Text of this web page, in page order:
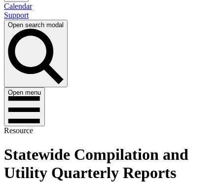
Calendar​​​​‌ ‍ ​‍​‍‌‍ ‌ ​‍‌‍‍‌‌‍‌ ‌‍‍‌‌‍ ‍​‍​‍​ ‍‍​‍​‍‌ ​ ‌‍​‌‌‍ ‍‌‍‍‌‌ ‌​‌ ‍‌​‍ ‍‌‍‍‌‌‍ ​‍​‍​‍ ​​‍​‍‌‍‍​‌ ​‍‌‍‌‌‌‍‌‍​‍​‍​ ‍‍​‍​‍‌‍‍​‌ ‌​‌ ‌​‌ ​​​ ‍‍​‍ ​‍ ‌‍ ​‌‍ ‌‍​ ‌‍​‌‌‍ ​‌‍‍​‌‍ ‌ ​ ‌ ‌​​ ‍‍​ ​ ​ ​ ​ ​ ​ ​ ​‍ ‌‍‍‌‌‍ ‍‌ ‌​‌‍‌‌‌‍ ‍‌ ‌​​‍ ‌‍‌‌‌‍‌​‌‍‍‌‌ ‌​​‍ ‌‍ ‌‌‍ ‌‍‌​‌‍‌‌​ ‌‌ ​​‌ ​‍‌‍‌‌‌ ​ ‌‍‌‌‌‍ ‍‌ ‌​‌‍​‌‌ ‌​‌‍‍‌‌‍ ‌‍ ‍​ ‍ ‌‍‍‌‌‍‌​​ ‌‌ ​ ‌‍‍‌‌ ‌​‌‍‌‌‌​‍​‌‍‌‌‌‍​‌‌‍‌​‌‍‌‌‌ ​‍​ ‍ ‌ ‌​‌ ‍‌‌ ​​‌‍‌‌​ ‌‌‍‍​‌‍‌‌‌‍​‌‌‍‌​‌‍‌‌‌ ​‍​ ‍ ‌ ​​‌‍​‌‌ ‌​‌‍‍​​ ‌‌ ​‍‌‍‍‌‌‍‌ ‌‍‍​‌ ‌​‌​ ‌‌‍‌‌‌‍ ‍‌ ‌‌‌ ​ ​‍‌‌​ ‌‌‌​​‍‌‌ ‌‍‍ ‌‍‌‌‌ ‍‌​‍‌‌​ ​ ‌​‌​​‍‌‌​ ​ ‌​‌​​‍‌‌​ ​‍​ ​‍​ ‍​​ ​‌​ ​‍​ ‌ ​ ​​​ ​‍​ ​‍‌‍‌‍​ ‌​​ ‍​​ ​‍​ ​​​‍‌‌​ ​‍​ ​‍​‍‌‌​ ‌‌‌​‌​​‍ ‍‌ ‌​‌‍‌‌‌ ‍​‌ ‌​​ ‌‍​‍‌‍​‌‌ ​ ‌‍‌‌‌‌‌‌‌ ​‍‌‍ ​​ ‌‌‍‍​‌ ‌​‌ ‌​‌ ​​​‍‌‌​ ​ ‌​​‌​‍‌‌​ ​‍‌​‌‍​‍‌‌​ ​‍‌​‌‍‌‍ ​‌‍ ‌‍​ ‌‍​‌‌‍ ​‌‍‍​‌‍ ‌ ​ ‌ ‌​​‍‌‌​ ​ ‌​​‌​ ​ ​ ​ ​ ​ ​ ​ ​‍‌‍‌‍‍‌‌‍‌​​ ‌‌ ​ ‌‍‍‌‌ ‌​‌‍‌‌‌​‍​‌‍‌‌‌‍​‌‌‍‌​‌‍‌‌‌ ​‍​‍‌‍‌ ‌​‌ ‍‌‌ ​​‌‍‌‌​ ‌‌‍‍​‌‍‌‌‌‍​‌‌‍‌​‌‍‌‌‌ ​‍​‍‌‍‌ ​​‌‍​‌‌ ‌​‌‍‍​​ ‌‌ ​‍‌‍‍‌‌‍‌ ‌‍‍​‌ ‌​‌​ ‌‌‍‌‌‌‍ ‍‌ ‌‌‌ ​ ​‍‌‌​ ‌‌‌​​‍‌‌ ‌‍‍ ‌‍‌‌‌ ‍‌​‍‌‌​ ​ ‌​‌​​‍‌‌​ ​ ‌​‌​​‍‌‌​ ​‍​ ​‍​ ‍​​ ​‌​ ​‍​ ‌ ​ ​​​ ​‍​ ​‍‌‍‌‍​ ‌​​ ‍​​ ​‍​ ​​​‍‌‌​ ​‍​ ​‍​‍‌‌​ ‌‌‌​‌​​‍ ‍‌ ‌​‌‍‌‌‌ ‍​‌ ‌​​‍‌‍‌ ​​‌‍‌‌‌ ​‍‌ ​ ‌ ​​‌‍‌‌‌‍​ ‌ ‌​‌‍‍‌‌ ‌‍‌‍‌‌​ ‌‌ ​​‌ ‌‌‌‍​‍‌‍ ​‌‍‍‌‌ ​ ‌‍‍​‌‍‌‌‌‍‌​​‍​‍‌ ‌
Support​​​​‌ ‍ ​‍​‍‌‍ ‌ ​‍‌‍‍‌‌‍‌ ‌‍‍‌‌‍ ‍​‍​‍​ ‍‍​‍​‍‌ ​ ‌‍​‌‌‍ ‍‌‍‍‌‌ ‌​‌ ‍‌​‍ ‍‌‍‍‌‌‍ ​‍​‍​‍ ​​‍​‍‌‍‍​‌ ​‍‌‍‌‌‌‍‌‍​‍​‍​ ‍‍​‍​‍‌‍‍​‌ ‌​‌ ‌​‌ ​​​ ‍‍​‍ ​‍ ‌‍ ​‌‍ ‌‍​ ‌‍​‌‌‍ ​‌‍‍​‌‍ ‌ ​ ‌ ‌​​ ‍‍​ ​ ​ ​ ​ ​ ​ ​ ​‍ ‌‍‍‌‌‍ ‍‌ ‌​‌‍‌‌‌‍ ‍‌ ‌​​‍ ‌‍‌‌‌‍‌​‌‍‍‌‌ ‌​​‍ ‌‍ ‌‌‍ ‌‍‌​‌‍‌‌​ ‌‌ ​​‌ ​‍‌‍‌‌‌ ​ ‌‍‌‌‌‍ ‍‌ ‌​‌‍​‌‌ ‌​‌‍‍‌‌‍ ‌‍ ‍​ ‍ ‌‍‍‌‌‍‌​​ ‌‌ ​ ‌‍‍‌‌ ‌​‌‍‌‌‌​‍​‌‍‌‌‌‍​‌‌‍‌​‌‍‌‌‌ ​‍​ ‍ ‌ ‌​‌ ‍‌‌ ​​‌‍‌‌​ ‌‌‍‍​‌‍‌‌‌‍​‌‌‍‌​‌‍‌‌‌ ​‍​ ‍ ‌ ​​‌‍​‌‌ ‌​‌‍‍​​ ‌‌ ​‍‌‍‍‌‌‍‌ ‌‍‍​‌ ‌​‌​ ‌‌‍‌‌‌‍ ‍‌ ‌‌‌ ​ ​‍‌‌​ ‌‌‌​​‍‌‌ ‌‍‍ ‌‍‌‌‌ ‍‌​‍‌‌​ ​ ‌​‌​​‍‌‌​ ​ ‌​‌​​‍‌‌​ ​‍​ ​‍​ ‍​​ ​‍​ ‌ ‌‍‌‌​ ​‌‌‍​‍‌‍‌​​ ‍‌​ ‌​‌‍​ ​ ‌ ​ ‌ ​‍‌‌​ ​‍​ ​‍​‍‌‌​ ‌‌‌​‌​​‍ ‍‌ ‌​‌‍‌‌‌ ‍​‌ ‌​​ ‌‍​‍‌‍​‌‌ ​ ‌‍‌‌‌‌‌‌‌ ​‍‌‍ ​​ ‌‌‍‍​‌ ‌​‌ ‌​‌ ​​​‍‌‌​ ​ ‌​​‌​‍‌‌​ ​‍‌​‌‍​‍‌‌​ ​‍‌​‌‍‌‍ ​‌‍ ‌‍​ ‌‍​‌‌‍ ​‌‍‍​‌‍ ‌ ​ ‌ ‌​​‍‌‌​ ​ ‌​​‌​ ​ ​ ​ ​ ​ ​ ​ ​‍‌‍‌‍‍‌‌‍‌​​ ‌‌ ​ ‌‍‍‌‌ ‌​‌‍‌‌‌​‍​‌‍‌‌‌‍​‌‌‍‌​‌‍‌‌‌ ​‍​‍‌‍‌ ‌​‌ ‍‌‌ ​​‌‍‌‌​ ‌‌‍‍​‌‍‌‌‌‍​‌‌‍‌​‌‍‌‌‌ ​‍​‍‌‍‌ ​​‌‍​‌‌ ‌​‌‍‍​​ ‌‌ ​‍‌‍‍‌‌‍‌ ‌‍‍​‌ ‌​‌​ ‌‌‍‌‌‌‍ ‍‌ ‌‌‌ ​ ​‍‌‌​ ‌‌‌​​‍‌‌ ‌‍‍ ‌‍‌‌‌ ‍‌​‍‌‌​ ​ ‌​‌​​‍‌‌​ ​ ‌​‌​​‍‌‌​ ​‍​ ​‍​ ‍​​ ​‍​ ‌ ‌‍‌‌​ ​‌‌‍​‍‌‍‌​​ ‍‌​ ‌​‌‍​ ​ ‌ ​ ‌ ​‍‌‌​ ​‍​ ​‍​‍‌‌​ ‌‌‌​‌​​‍ ‍‌ ‌​‌‍‌‌‌ ‍​‌ ‌​​‍‌‍‌ ​​‌‍‌‌‌ ​‍‌ ​ ‌ ​​‌‍‌‌‌‍​ ‌ ‌​‌‍‍‌‌ ‌‍‌‍‌‌​ ‌‌ ​​‌ ‌‌‌‍​‍‌‍ ​‌‍‍‌‌ ​ ‌‍‍​‌‍‌‌‌‍‌​​‍​‍‌ ‌
Open search modal
Open menu
Resource
Statewide Compilation and
Utility Quarterly Reports